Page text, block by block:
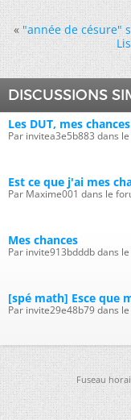
« "année de césure"
DISCUSSIONS
Les DUT, mes chances
Par invitea3e5b883 dans
Est ce que j'ai mes
Par Maxime001 dans le
Mes chances
Par invite913bdddb dans
[spé math] Esce que
Par invite29e48b79 dans
Fuseau